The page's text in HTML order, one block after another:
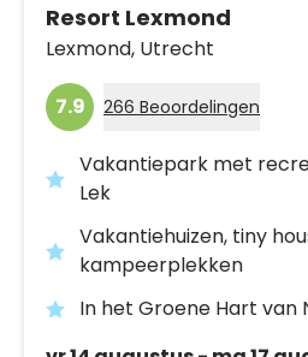
Resort Lexmond
Lexmond, Utrecht
7.9 266 Beoordelingen
Vakantiepark met
Lek
Vakantiehuizen, tiny
kampeerplekken
In het Groene Hart van